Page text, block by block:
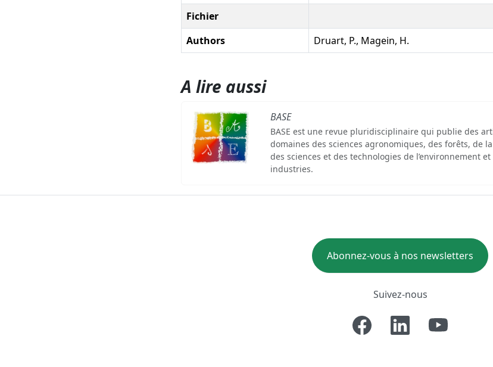
Fichier
Authors
Druart, P., Magein, H.
A lire aussi
BASE
BASE est une revue pluridisciplinaire qui publie des
domaines des sciences agronomiques, des forêts, de
des sciences et des technologies de l’environnement
industries.
Abonnez-vous à nos newsletters
Suivez-nous